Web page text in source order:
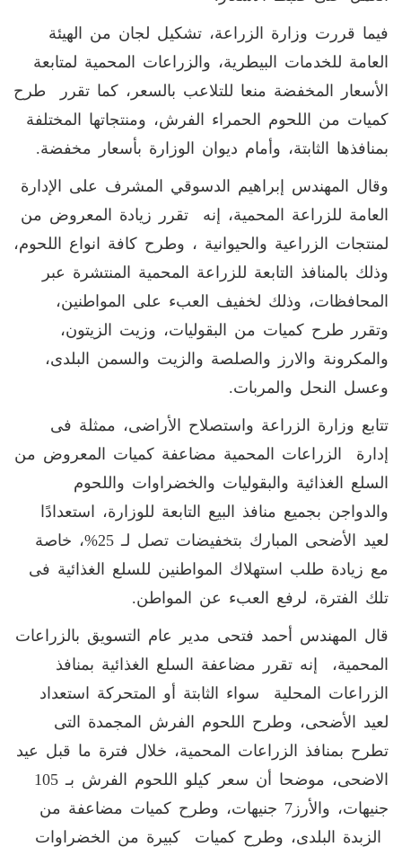
فيما قررت وزارة الزراعة، تشكيل لجان من الهيئة
العامة للخدمات البيطرية، والزراعات المحمية لمتابعة
الأسعار المخفضة منعا للتلاعب بالسعر، كما تقرر طرح
كميات من اللحوم الحمراء الفرش، ومنتجاتها المختلفة
بمنافذها الثابتة، وأمام ديوان الوزارة بأسعار مخفضة.
وقال المهندس إبراهيم الدسوقي المشرف على الإدارة
العامة للزراعة المحمية، إنه تقرر زيادة المعروض من
لمنتجات الزراعية والحيوانية ، وطرح كافة انواع اللحوم،
وذلك بالمنافذ التابعة للزراعة المحمية المنتشرة عبر
المحافظات، وذلك لخفيف العبء على المواطنين،
وتقرر طرح كميات من البقوليات، وزيت الزيتون،
والمكرونة والارز والصلصة والزيت والسمن البلدى،
وعسل النحل والمربات.
تتابع وزارة الزراعة واستصلاح الأراضى، ممثلة فى
إدارة الزراعات المحمية مضاعفة كميات المعروض من
السلع الغذائية والبقوليات والخضراوات واللحوم
والدواجن بجميع منافذ البيع التابعة للوزارة، استعدادًا
لعيد الأضحى المبارك بتخفيضات تصل لـ 25%، خاصة
مع زيادة طلب استهلاك المواطنين للسلع الغذائية فى
تلك الفترة، لرفع العبء عن المواطن.
قال المهندس أحمد فتحى مدير عام التسويق بالزراعات
المحمية، إنه تقرر مضاعفة السلع الغذائية بمنافذ
الزراعات المحلية سواء الثابتة أو المتحركة استعداد
لعيد الأضحى، وطرح اللحوم الفرش المجمدة التى
تطرح بمنافذ الزراعات المحمية، خلال فترة ما قبل عيد
الاضحى، موضحا أن سعر كيلو اللحوم الفرش بـ 105
جنيهات، والأرز7 جنيهات، وطرح كميات مضاعفة من
الزبدة البلدى، وطرح كميات كبيرة من الخضراوات